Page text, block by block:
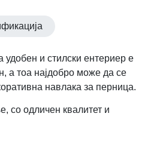
и стилски ентериер е
а тоа најдобро може да се
навлака за перница.
со одличен квалитет и